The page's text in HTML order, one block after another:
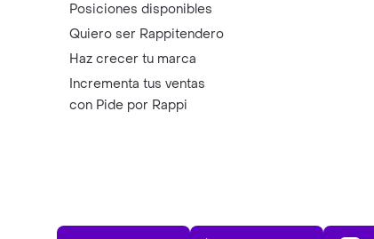
Posiciones disponibles
Quiero ser Rappitendero
Haz crecer tu marca
Incrementa tus ventas
con Pide por Rappi
App Store Play Store